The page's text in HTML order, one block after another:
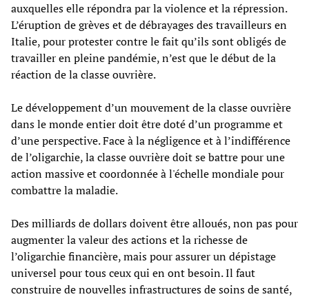
auxquelles elle répondra par la violence et la répression.
L’éruption de grèves et de débrayages des travailleurs en
Italie, pour protester contre le fait qu’ils sont obligés de
travailler en pleine pandémie, n’est que le début de la
réaction de la classe ouvrière.
Le développement d’un mouvement de la classe ouvrière
dans le monde entier doit être doté d’un programme et
d’une perspective. Face à la négligence et à l’indifférence
de l’oligarchie, la classe ouvrière doit se battre pour une
action massive et coordonnée à l'échelle mondiale pour
combattre la maladie.
Des milliards de dollars doivent être alloués, non pas pour
augmenter la valeur des actions et la richesse de
l’oligarchie financière, mais pour assurer un dépistage
universel pour tous ceux qui en ont besoin. Il faut
construire de nouvelles infrastructures de soins de santé,